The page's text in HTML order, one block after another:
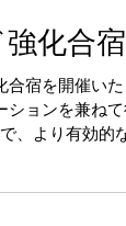
化合宿
宿を開催いた